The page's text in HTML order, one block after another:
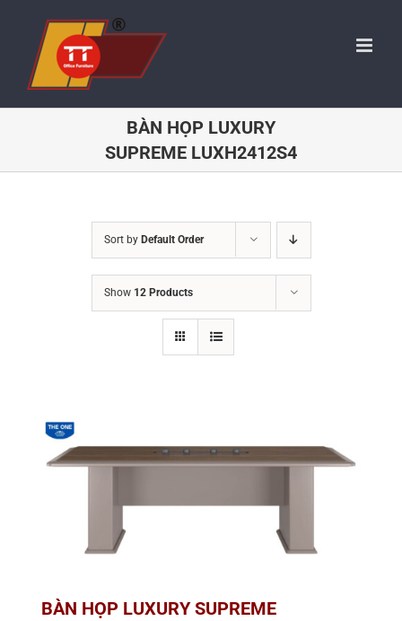
content
BÀN HỌP LUXURY
SUPREME LUXH2412S4
Sort by Default Order
Show 12 Products
BÀN HỌP LUXURY SUPREME